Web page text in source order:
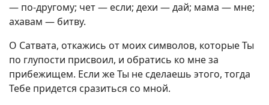
— по-другому; чет — если; дехи — дай; мама — мне;
ахавам — битву.
О Сатвата, откажись от моих символов, которые Ты
по глупости присвоил, и обратись ко мне за
прибежищем. Если же Ты не сделаешь этого, тогда
Тебе придется сразиться со мной.